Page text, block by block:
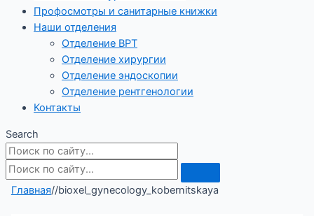
Профосмотры и санитарные книжки
Наши отделения
Отделение ВРТ
Отделение хирургии
Отделение эндоскопии
Отделение рентгенологии
Контакты
Search
Главная//bioxel_gynecology_kobernitskaya